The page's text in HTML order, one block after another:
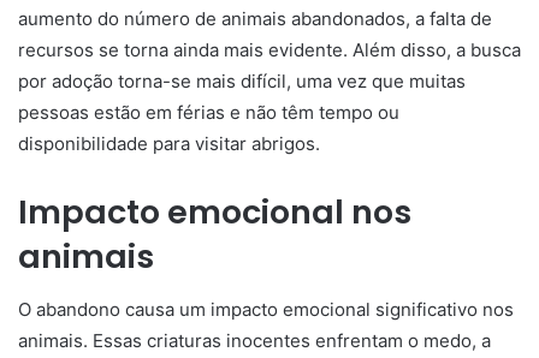
aumento do número de animais abandonados, a falta de
recursos se torna ainda mais evidente. Além disso, a busca
por adoção torna-se mais difícil, uma vez que muitas
pessoas estão em férias e não têm tempo ou
disponibilidade para visitar abrigos.
Impacto emocional nos
animais
O abandono causa um impacto emocional significativo nos
animais. Essas criaturas inocentes enfrentam o medo, a